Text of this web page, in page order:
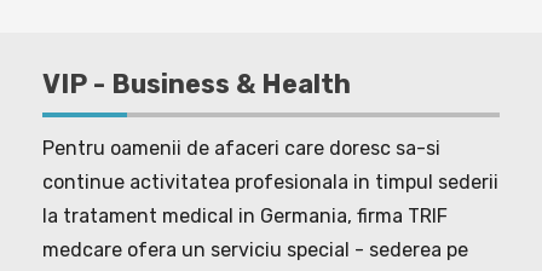
VIP - Business & Health
Pentru oamenii de afaceri care doresc sa-si
continue activitatea profesionala in timpul sederii
la tratament medical in Germania, firma TRIF
medcare ofera un serviciu special - sederea pe